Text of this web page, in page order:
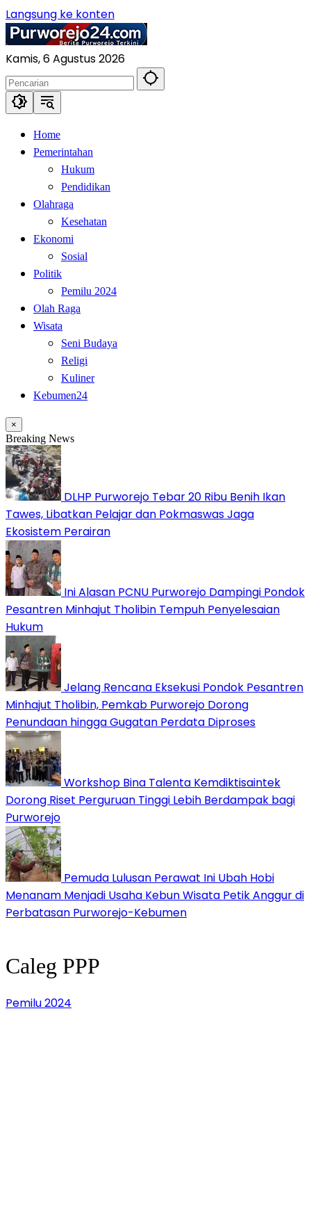
Langsung ke konten
Kamis, 6 Agustus 2026
Home
Pemerintahan
Hukum
Pendidikan
Olahraga
Kesehatan
Ekonomi
Sosial
Politik
Pemilu 2024
Olah Raga
Wisata
Seni Budaya
Religi
Kuliner
Kebumen24
×
Breaking News
DLHP Purworejo Tebar 20 Ribu Benih Ikan
Tawes, Libatkan Pelajar dan Pokmaswas Jaga
Ekosistem Perairan
Ini Alasan PCNU Purworejo Dampingi Pondok
Pesantren Minhajut Tholibin Tempuh Penyelesaian
Hukum
Jelang Rencana Eksekusi Pondok Pesantren
Minhajut Tholibin, Pemkab Purworejo Dorong
Penundaan hingga Gugatan Perdata Diproses
Workshop Bina Talenta Kemdiktisaintek
Dorong Riset Perguruan Tinggi Lebih Berdampak bagi
Purworejo
Pemuda Lulusan Perawat Ini Ubah Hobi
Menanam Menjadi Usaha Kebun Wisata Petik Anggur di
Perbatasan Purworejo-Kebumen
Caleg PPP
Pemilu 2024